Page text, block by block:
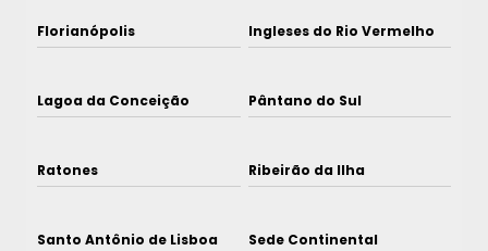
Florianópolis Ingleses do Rio Vermelho
Lagoa da Conceição Pântano do Sul
Ratones Ribeirão da Ilha
Santo Antônio de Lisboa Sede Continental